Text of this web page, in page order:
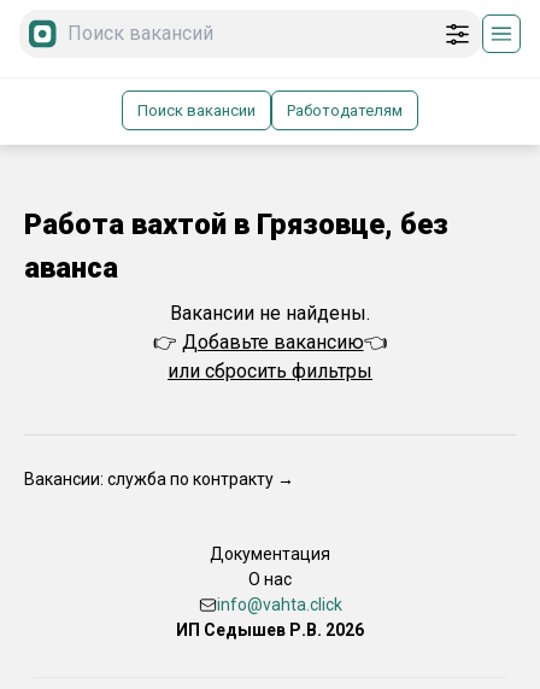
Поиск вакансии Работодателям
Работа вахтой в Грязовце, без
аванса
Вакансии не найдены.
👉 Добавьте вакансию👈
или сбросить фильтры
Вакансии: служба по контракту →
Документация
О нас
info@vahta.click
ИП Седышев Р.В. 2026